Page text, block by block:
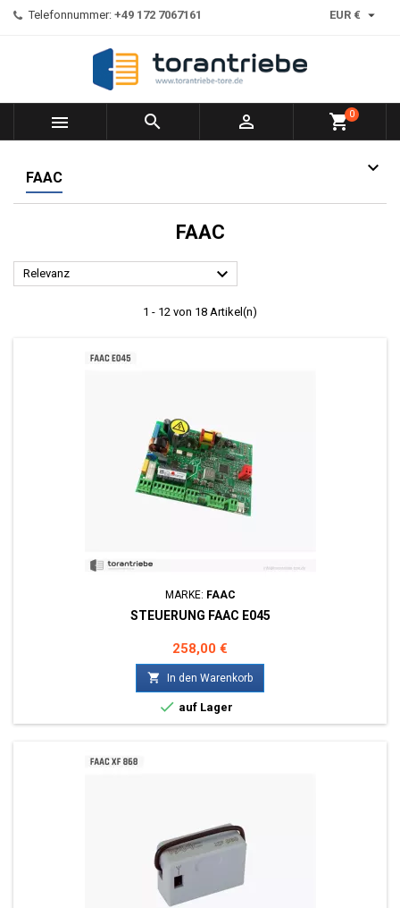
Telefonnummer: +49 172 7067161 EUR € 
   shopping_cart0
FAAC
FAAC
Relevanz 
1 - 12 von 18 Artikel(n)
MARKE: FAAC
STEUERUNG FAAC E045
Preis
258,00 €
 In den Warenkorb
 auf Lager